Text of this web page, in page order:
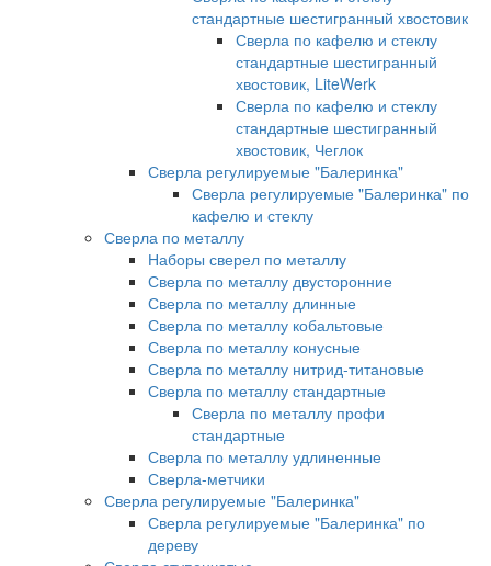
стандартные шестигранный хвостовик
Сверла по кафелю и стеклу
стандартные шестигранный
хвостовик, LiteWerk
Сверла по кафелю и стеклу
стандартные шестигранный
хвостовик, Чеглок
Сверла регулируемые "Балеринка"
Сверла регулируемые "Балеринка" по
кафелю и стеклу
Сверла по металлу
Наборы сверел по металлу
Сверла по металлу двусторонние
Сверла по металлу длинные
Сверла по металлу кобальтовые
Сверла по металлу конусные
Сверла по металлу нитрид-титановые
Сверла по металлу стандартные
Сверла по металлу профи
стандартные
Сверла по металлу удлиненные
Сверла-метчики
Сверла регулируемые "Балеринка"
Сверла регулируемые "Балеринка" по
дереву